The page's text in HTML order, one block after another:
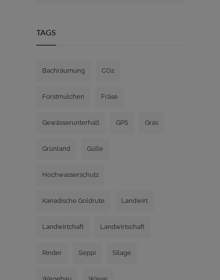
TAGS
Bachräumung CO2
Forstmulchen Fräse
Gewässerunterhalt GPS Gras
Grünland Gülle
Hochwasserschutz
Kanadische Goldrute Landwirt
Landwirtchaft Landwirtschaft
Rinder Seppi Silage